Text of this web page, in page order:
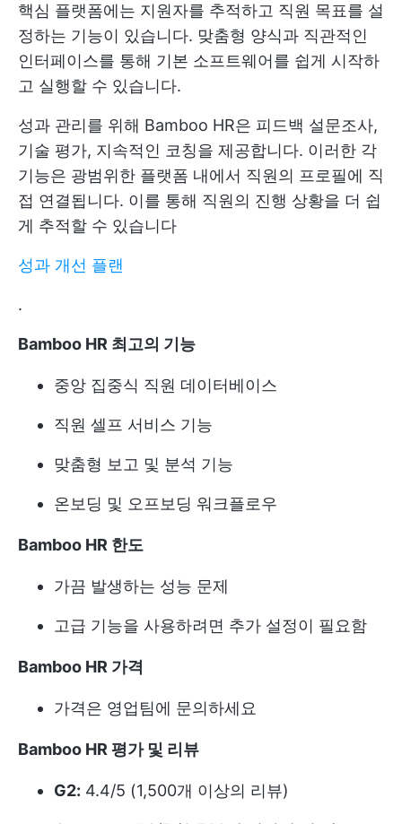
핵심 플랫폼에는 지원자를 추적하고 직원 목표를 설
정하는 기능이 있습니다. 맞춤형 양식과 직관적인
인터페이스를 통해 기본 소프트웨어를 쉽게 시작하
고 실행할 수 있습니다.
성과 관리를 위해 Bamboo HR은 피드백 설문조사,
기술 평가, 지속적인 코칭을 제공합니다. 이러한 각
기능은 광범위한 플랫폼 내에서 직원의 프로필에 직
접 연결됩니다. 이를 통해 직원의 진행 상황을 더 쉽
게 추적할 수 있습니다
성과 개선 플랜
.
Bamboo HR 최고의 기능
중앙 집중식 직원 데이터베이스
직원 셀프 서비스 기능
맞춤형 보고 및 분석 기능
온보딩 및 오프보딩 워크플로우
Bamboo HR 한도
가끔 발생하는 성능 문제
고급 기능을 사용하려면 추가 설정이 필요함
Bamboo HR 가격
가격은 영업팀에 문의하세요
Bamboo HR 평가 및 리뷰
G2: 4.4/5 (1,500개 이상의 리뷰)